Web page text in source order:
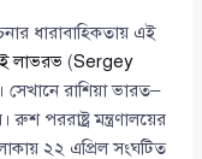
ধারাবাহিকতায় এই
লাভরভ (Sergey
রাশিয়া ভারত–
রুশ পররাষ্ট্র মন্ত্রণালয়ের
২২ এপ্রিল সংঘটিত